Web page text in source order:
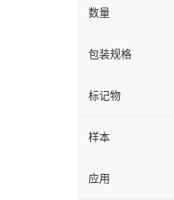
数量
包装规格
标记物
样本
应用